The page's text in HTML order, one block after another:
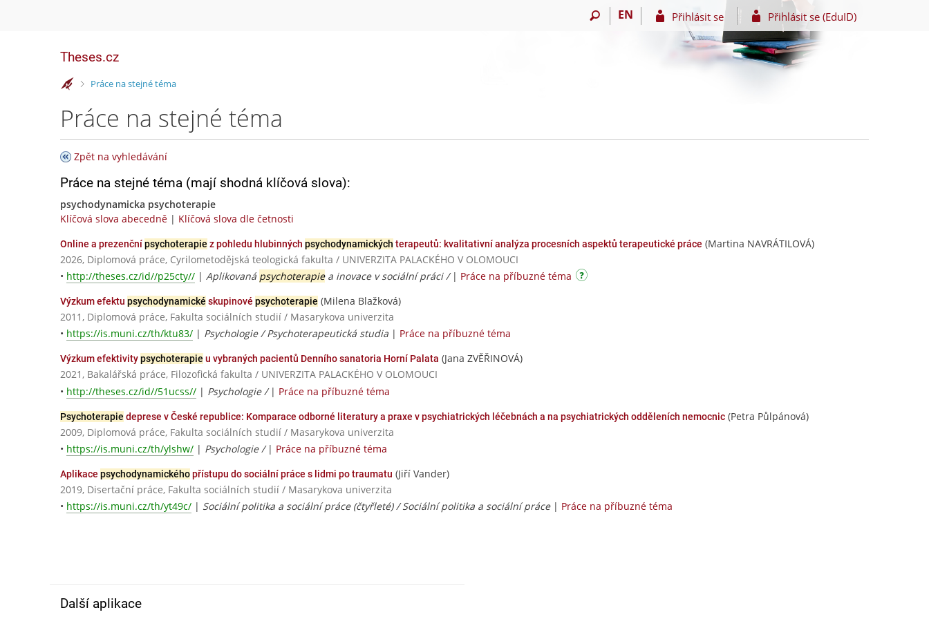
EN Přihlásit se Přihlásit se (EduID)
Theses.cz
>Práce na stejné téma
Práce na stejné téma
Zpět na vyhledávání
Práce na stejné téma (mají shodná klíčová slova):
psychodynamicka psychoterapie
Klíčová slova abecedně | Klíčová slova dle četnosti
Online a prezenčnípsychoterapie z pohledu hlubinných psychodynamických terapeutů: kvalitativní analýza procesních aspektů terapeutické práce (Martina NAVRÁTILOVÁ)
2026, Diplomová práce, Cyrilometodějská teologická fakulta / UNIVERZITA PALACKÉHO V OLOMOUCI
• http://theses.cz/id//p25cty// | Aplikovaná psychoterapiea inovace v sociální práci / | Práce na příbuzné téma
Výzkum efektu psychodynamické skupinové psychoterapie (Milena Blažková)
2011, Diplomová práce, Fakulta sociálních studií / Masarykova univerzita
• https://is.muni.cz/th/ktu83/ | Psychologie / Psychoterapeutická studia | Práce na příbuzné téma
Výzkum efektivitypsychoterapie u vybraných pacientů Denního sanatoria Horní Palata (Jana ZVĚŘINOVÁ)
2021, Bakalářská práce, Filozofická fakulta / UNIVERZITA PALACKÉHO V OLOMOUCI
• http://theses.cz/id//51ucss// | Psychologie / | Práce na příbuzné téma
Psychoterapie deprese v České republice: Komparace odborné literatury a praxe v psychiatrických léčebnách a na psychiatrických odděleních nemocnic (Petra Půlpánová)
2009, Diplomová práce, Fakulta sociálních studií / Masarykova univerzita
• https://is.muni.cz/th/ylshw/ | Psychologie / | Práce na příbuzné téma
Aplikace psychodynamickéhopřístupu do sociální práce s lidmi po traumatu (Jiří Vander)
2019, Disertační práce, Fakulta sociálních studií / Masarykova univerzita
• https://is.muni.cz/th/yt49c/ | Sociální politika a sociální práce (čtyřleté) / Sociální politika a sociální práce| Práce na příbuzné téma
Další aplikace